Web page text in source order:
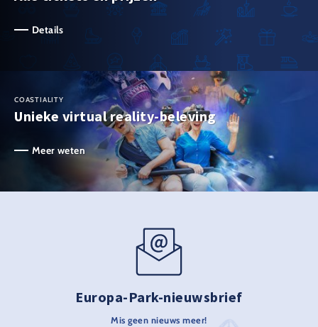
Details
COASTIALITY
Unieke virtual reality-beleving
Meer weten
Europa-Park-nieuwsbrief
Mis geen nieuws meer!